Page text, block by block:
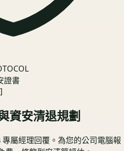
證書
資安清退規劃
專屬經理回覆。為您的公司電腦報